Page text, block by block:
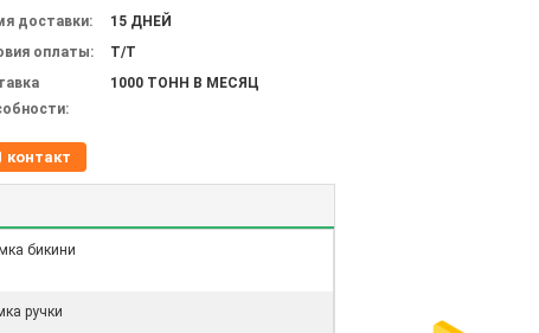
доставки:
15 ДНЕЙ
оплаты:
T/T
1000 ТОНН В МЕСЯЦ
контакт
бикини
ручки